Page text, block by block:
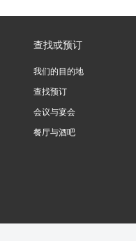
查找或预订
我们的目的地
查找预订
会议与宴会
餐厅与酒吧